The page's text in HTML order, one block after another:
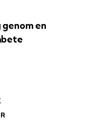
en